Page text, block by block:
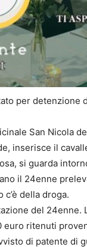
per detenzione
San Nicola
inserisce il
si guarda
il 24enne
della droga.
del 24enne.
ritenuti
di patente di